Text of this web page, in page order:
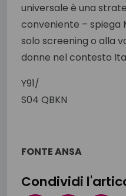
universale è una
conveniente – spiega
solo screening o alla
donne nel contesto
Y91/
S04 QBKN
FONTE ANSA
Condividi